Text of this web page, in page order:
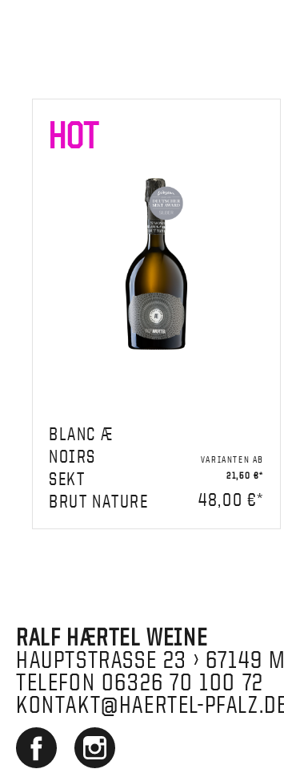
HOT
BLANC Æ
NOIRS
SEKT
BRUT NATURE
VARIANTEN AB
21,50 €*
48,00 €*
RALF HÆRTEL WEINE
HAUPTSTRASSE 23 › 67149
TELEFON 06326 70 100 72
KONTAKT@HAERTEL-